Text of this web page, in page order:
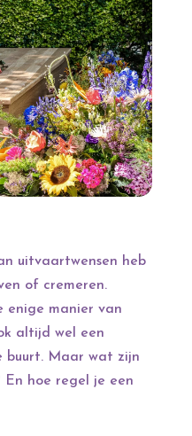
uitvaartwensen heb
of cremeren.
enige manier van
altijd wel een
buurt. Maar wat zijn
En hoe regel je een